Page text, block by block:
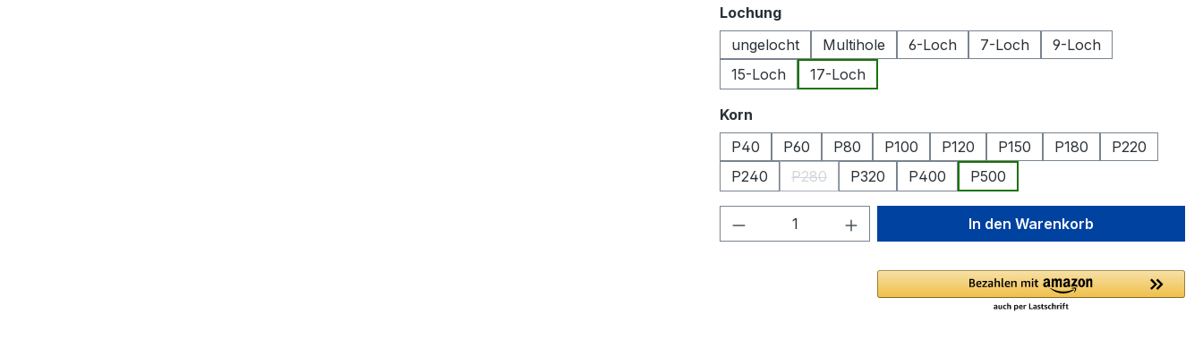
Lochungauswählen
ungelocht
Multihole 6-Loch 7-Loch
9-Loch
15-Loch
17-Loch
Korn
P40
P60 P80 P100 P120 P150 P180
P220
P240
P280
(Diese Option ist zurzeit nicht verfügbar.)
P320 P400 P500
Produkt Anzahl: Gib den gewünschten Wert
In den Warenkorb